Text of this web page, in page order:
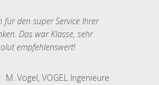
für den super Service Ihrer
Das war Klasse, sehr
empfehlenswert!
M. Vogel, VOGEL Ingenieure